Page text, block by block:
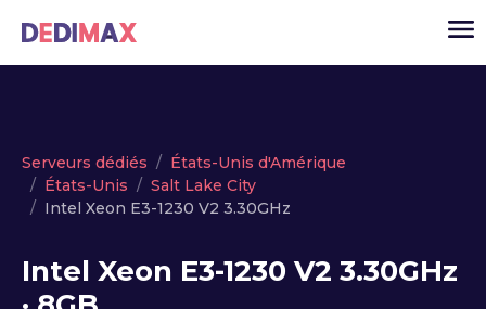
Cloud serveur
Solutions
Serveurs dédiés
États-Unis d'Amérique
États-Unis
Salt Lake City
Intel Xeon E3-1230 V2 3.30GHz
Intel Xeon E3-1230 V2 3.30GHz